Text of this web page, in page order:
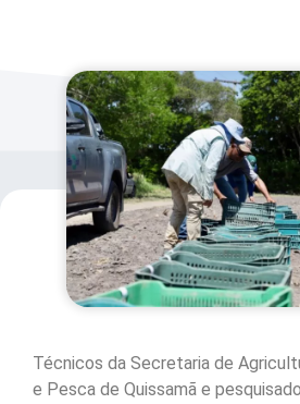
Técnicos da Secretaria de
e Pesca de Quissamã e